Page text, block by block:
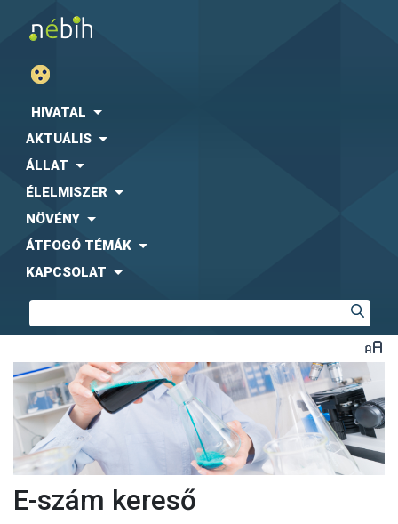
HIVATAL
AKTUÁLIS
ÁLLAT
ÉLELMISZER
NÖVÉNY
ÁTFOGÓ TÉMÁK
KAPCSOLAT
E-szám kereső